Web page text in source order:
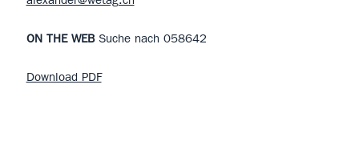
ON THE WEBSuche nach 058642
Download PDF